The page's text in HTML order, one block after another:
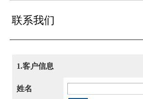
联系我们
1.客户信息
姓名